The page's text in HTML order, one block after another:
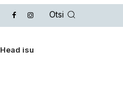
Otsi
Head isu